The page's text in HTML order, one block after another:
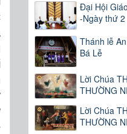
Đại Hội
-Ngày thứ 2
Thánh lễ
Bá Lễ
Lời Chúa
THƯỜNG
Lời Chúa
THƯỜNG